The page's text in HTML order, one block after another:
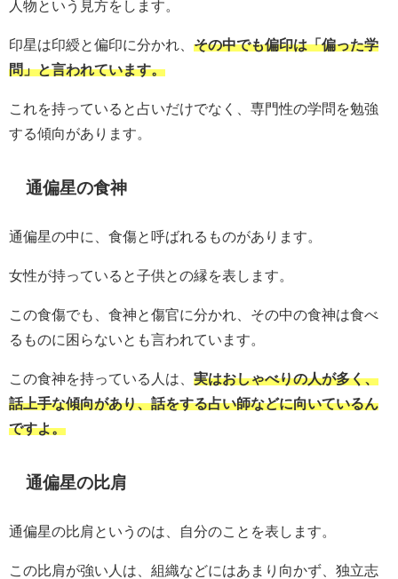
人物という見方をします。
印星は印綬と偏印に分かれ、 その中でも偏印は「偏った学
問」と言われています。
これを持っていると占いだけでなく、専門性の学問を勉強
する傾向があります。
通偏星の食神
通偏星の中に、食傷と呼ばれるものがあります。
女性が持っていると子供との縁を表します。
この食傷でも、食神と傷官に分かれ、その中の食神は食べ
るものに困らないとも言われています。
この食神を持っている人は、 実はおしゃべりの人が多く、
話上手な傾向があり、話をする占い師などに向いているん
ですよ。
通偏星の比肩
通偏星の比肩というのは、自分のことを表します。
この比肩が強い人は、組織などにはあまり向かず、独立志